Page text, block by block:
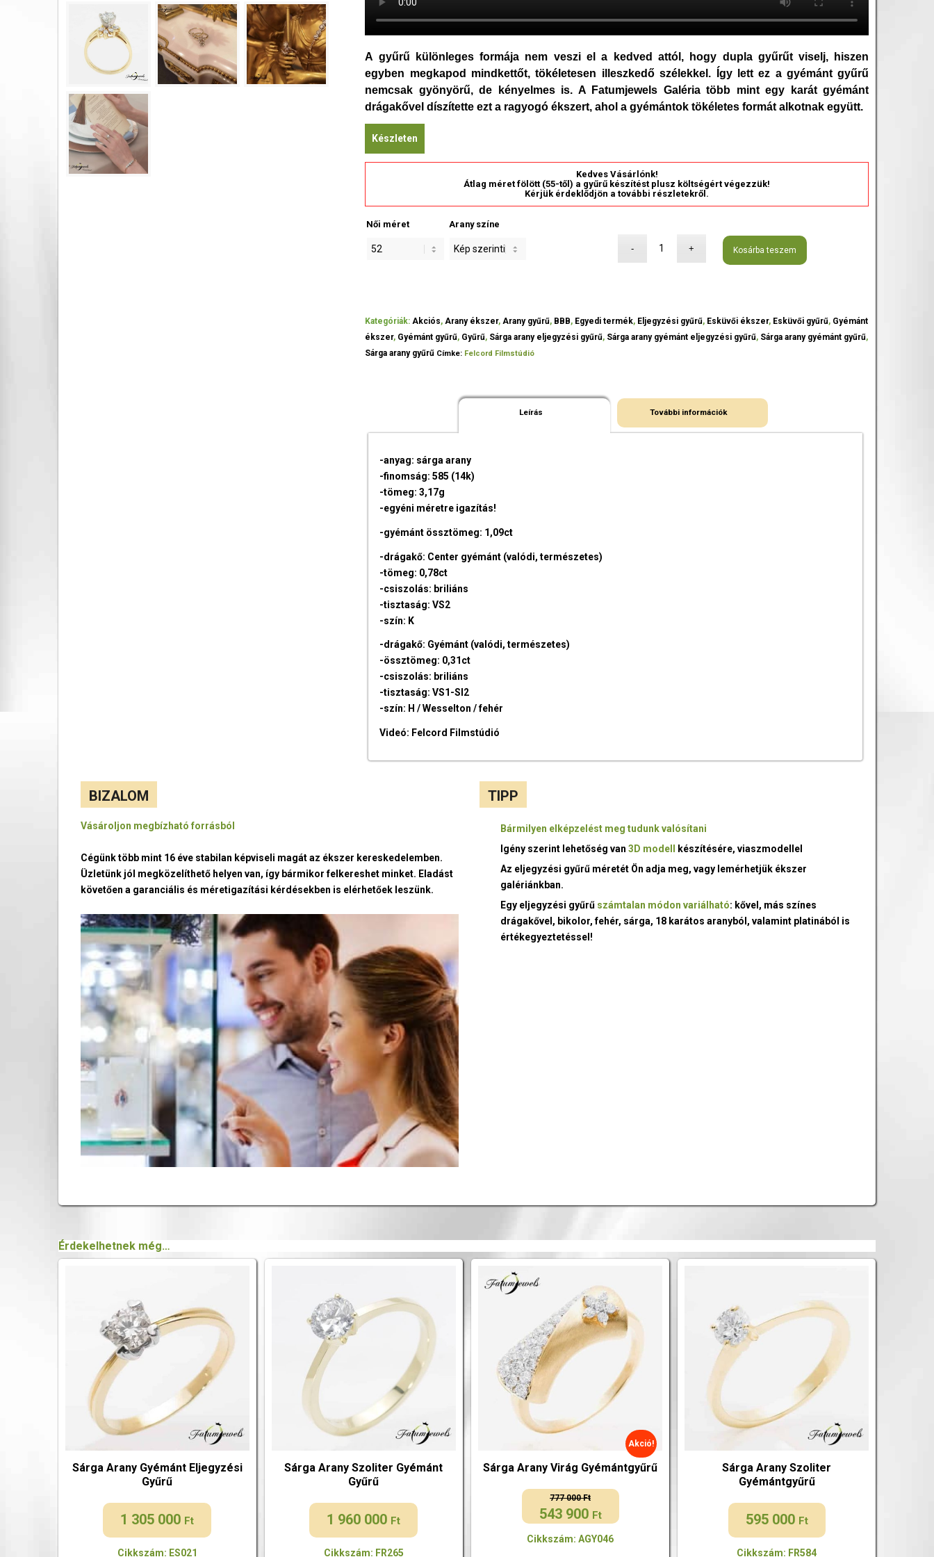
A gyűrű különleges formája nem veszi el a kedved attól, hogy dupla gyűrűt viselj, hiszen
egyben megkapod mindkettőt, tökéletesen illeszkedő szélekkel. Így lett ez a gyémánt gyűrű
nemcsak gyönyörű, de kényelmes is. A Fatumjewels Galéria több mint egy karát gyémánt
drágakővel díszítette ezt a ragyogó ékszert, ahol a gyémántok tökéletes formát alkotnak együtt.
Készleten
Kedves Vásárlónk!
Átlag méret fölött (55-től) a gyűrű készítést plusz költségért végezzük!
Kérjük érdeklődjön a további részletekről.
Női méret Arany színe
Kosárba teszem
Kategóriák:Akciós,Arany ékszer,Arany gyűrű, BBB, Egyedi termék, Eljegyzési gyűrű, Esküvői ékszer, Esküvői gyűrű, Gyémánt
ékszer, Gyémánt gyűrű, Gyűrű, Sárga arany eljegyzési gyűrű, Sárga arany gyémánt eljegyzési gyűrű, Sárga arany gyémánt gyűrű,
Sárga arany gyűrű Címke: Felcord Filmstúdió
Leírás További információk
-anyag: sárga arany
-finomság: 585 (14k)
-tömeg: 3,17g
-egyéni méretre igazítás!
-gyémánt össztömeg: 1,09ct
-drágakő: Center gyémánt (valódi, természetes)
-tömeg: 0,78ct
-csiszolás: briliáns
-tisztaság: VS2
-szín: K
-drágakő: Gyémánt (valódi, természetes)
-össztömeg: 0,31ct
-csiszolás: briliáns
-tisztaság: VS1-SI2
-szín: H / Wesselton / fehér
Videó: Felcord Filmstúdió
BIZALOM
Vásároljon megbízható forrásból
Cégünk több mint 16 éve stabilan képviseli magát az ékszer kereskedelemben.
Üzletünk jól megközelíthető helyen van, így bármikor felkereshet minket. Eladást
követően a garanciális és méretigazítási kérdésekben is elérhetőek leszünk.
TIPP
Bármilyen elképzelést meg tudunk valósítani
Igény szerint lehetőség van3D modell
készítésére, viaszmodellel
Az eljegyzési gyűrű méretét Ön adja meg, vagy lemérhetjük ékszer
galériánkban.
Egy eljegyzési gyűrű számtalan módon variálható: kővel, más színes
drágakővel, bikolor, fehér, sárga, 18 karátos aranyból, valamint platinából is
értékegyeztetéssel!
Érdekelhetnek még…
Sárga Arany Gyémánt Eljegyzési
Gyűrű
1 305 000 Ft
Cikkszám: ES021
Sárga Arany Szoliter Gyémánt
Gyűrű
1 960 000 Ft
Cikkszám: FR265
Sárga Arany Virág Gyémántgyűrű
777 000Ft
Original
was:
543 900 Ft
Current
is:
Akció!
Cikkszám: AGY046
Sárga Arany Szoliter
Gyémántgyűrű
595 000 Ft
Cikkszám: FR584